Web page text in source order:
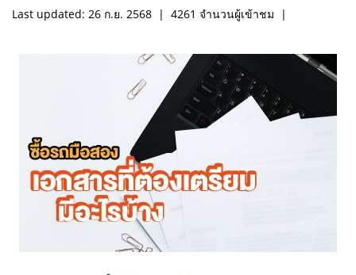
Last updated: 26 ก.ย. 2568 | 4261 จำนวนผู้เข้าชม |